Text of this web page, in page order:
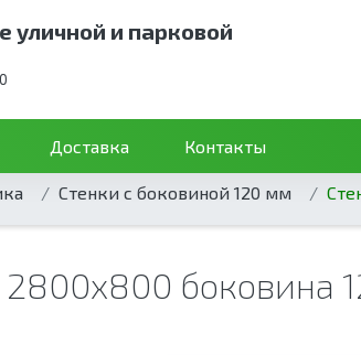
уличной и парковой
Доставка Контакты
Стенки с боковиной 120 мм
боковина